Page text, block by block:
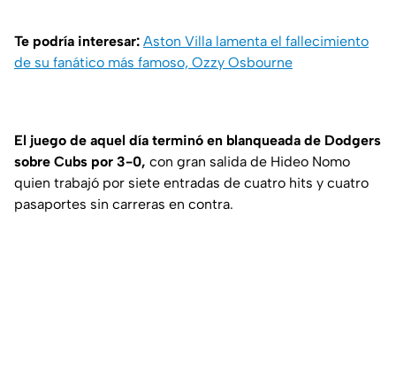
Te podría interesar: Aston Villa lamenta el fallecimiento
de su fanático más famoso, Ozzy Osbourne
El juego de aquel día terminó en blanqueada de Dodgers
sobre Cubs por 3-0, con gran salida de Hideo Nomo
quien trabajó por siete entradas de cuatro hits y cuatro
pasaportes sin carreras en contra.